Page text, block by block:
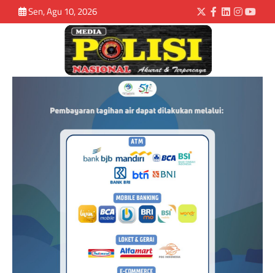
Sen, Agu 10, 2026